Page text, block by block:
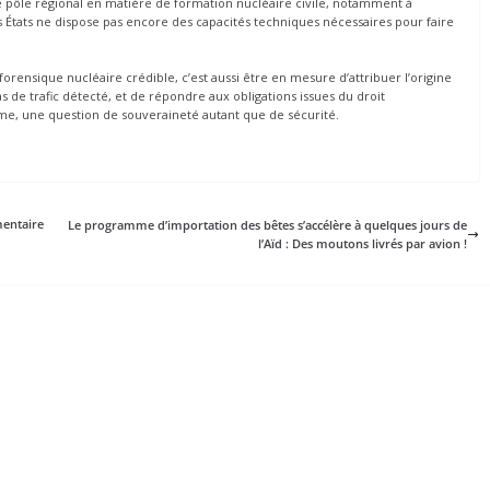
ne dispose pas encore des capacités techniques nécessaires pour faire
nucléaire crédible, c’est aussi être en mesure d’attribuer l’origine
de trafic détecté, et de répondre aux obligations issues du droit
une question de souveraineté autant que de sécurité.
Le programme d’importation des bêtes s’accélère à quelques jours de
l’Aïd : Des moutons livrés par avion !